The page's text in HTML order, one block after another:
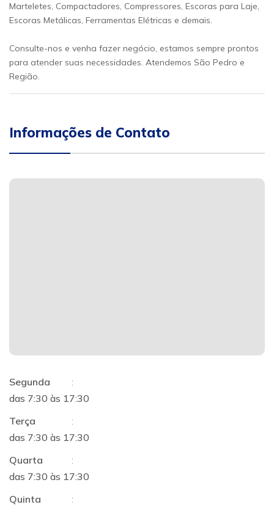
Marteletes, Compactadores, Compressores, Escoras para Laje,
Escoras Metálicas, Ferramentas Elétricas e demais.
Consulte-nos e venha fazer negócio, estamos sempre prontos
para atender suas necessidades. Atendemos São Pedro e
Região.
Informações de Contato
Segunda
:
das 7:30 às 17:30
Terça
:
das 7:30 às 17:30
Quarta
:
das 7:30 às 17:30
Quinta
: